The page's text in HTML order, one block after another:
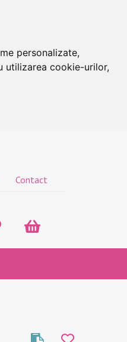
personalizate,
utilizarea cookie-urilor,
Contact